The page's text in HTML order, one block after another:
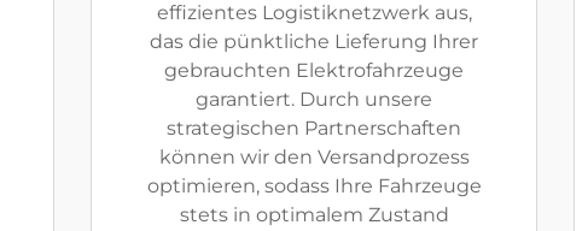
effizientes Logistiknetzwerk aus,
das die pünktliche Lieferung Ihrer
gebrauchten Elektrofahrzeuge
garantiert. Durch unsere
strategischen Partnerschaften
können wir den Versandprozess
optimieren, sodass Ihre Fahrzeuge
stets in optimalem Zustand